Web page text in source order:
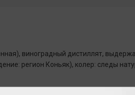
виноградный дистиллят,
регион Коньяк), колер: следы